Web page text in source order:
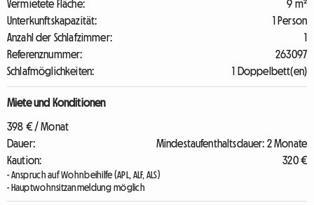
Vermietete Fläche:
9 m²
Unterkunftskapazität:
1 Person
Anzahl der Schlafzimmer:
1
Referenznummer:
263097
Schlafmöglichkeiten:
1 Doppelbett(en)
Miete und Konditionen
398 € / Monat
Dauer:
Mindestaufenthaltsdauer: 2 Monate
Kaution:
320 €
- Anspruch auf Wohnbeihilfe (APL, ALF, ALS)
- Hauptwohnsitzanmeldung möglich